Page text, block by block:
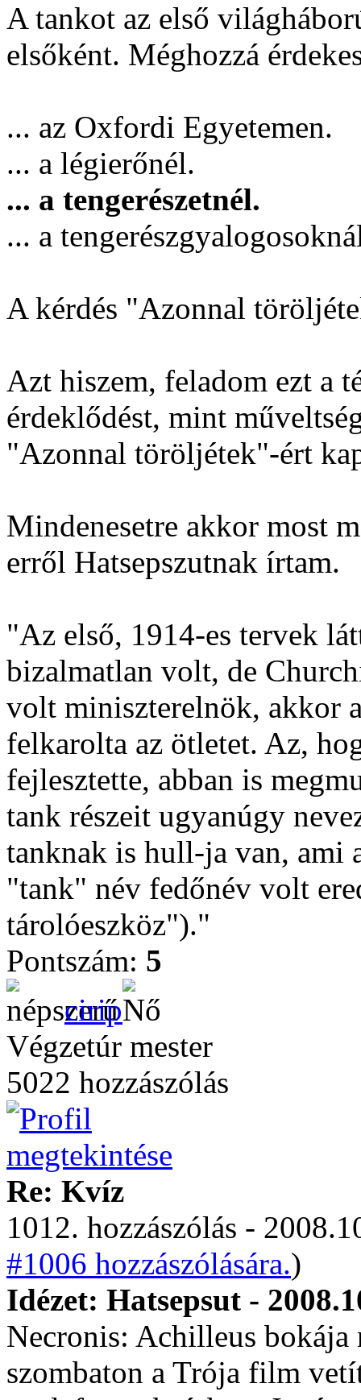
A tankot az első
elsőként. Méghozzá
... az Oxfordi Egyetemen.
... a légierőnél.
... a tengerészetnél.
... a
A kérdés "Azonnal
Azt hiszem, feladom ezt a
érdeklődést, mint
"Azonnal töröljétek"-ért
Mindenesetre akkor most
erről Hatsepszutnak írtam.
"Az első, 1914-es tervek
bizalmatlan volt, de
volt miniszterelnök, akkor
felkarolta az ötletet. Az,
fejlesztette, abban is
tank részeit ugyanúgy
tanknak is hull-ja van, ami
"tank" név fedőnév volt
tárolóeszköz")."
Pontszám: 5
cirip
Végzetúr mester
5022 hozzászólás
Re: Kvíz
1012. hozzászólás -
#1006 hozzászólására.)
Idézet: Hatsepsut -
Necronis: Achilleus
szombaton a Trója film